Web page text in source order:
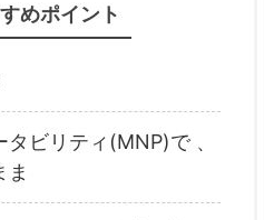
めポイント
ビリティ(MNP)で 、
ま